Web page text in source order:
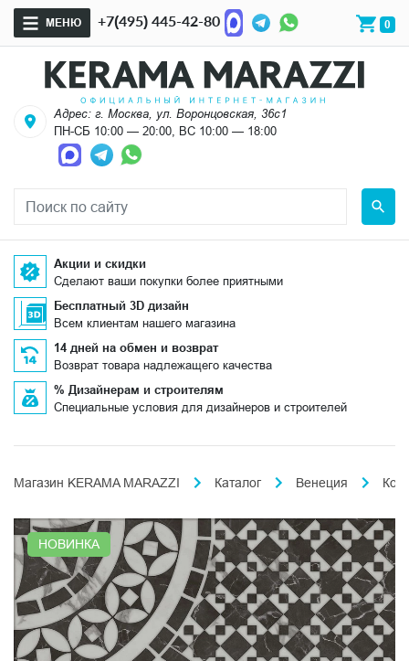
МЕНЮ +7(495) 445-42-80 0
Адрес: г. Москва, ул. Воронцовская, 36с1
ПН-СБ 10:00 — 20:00, ВС 10:00 — 18:00
Акции и скидки
Сделают ваши покупки более приятными
Бесплатный 3D дизайн
Всем клиентам нашего магазина
14 дней на обмен и возврат
Возврат товара надлежащего качества
% Дизайнерам и строителям
Специальные условия для дизайнеров и строителей
Магазин KERAMA MARAZZI Каталог Венеция
НОВИНКА